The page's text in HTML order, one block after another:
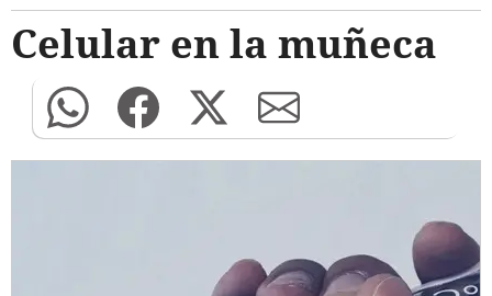
Celular en la muñeca